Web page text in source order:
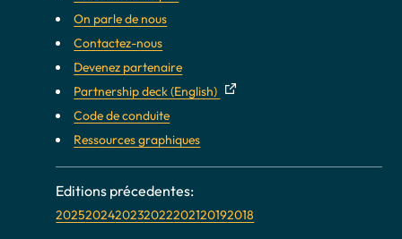
On parle de nous
Contactez-nous
Devenez partenaire
Partnership deck (English)
Code de conduite
Ressources graphiques
2025202420232022202120192018